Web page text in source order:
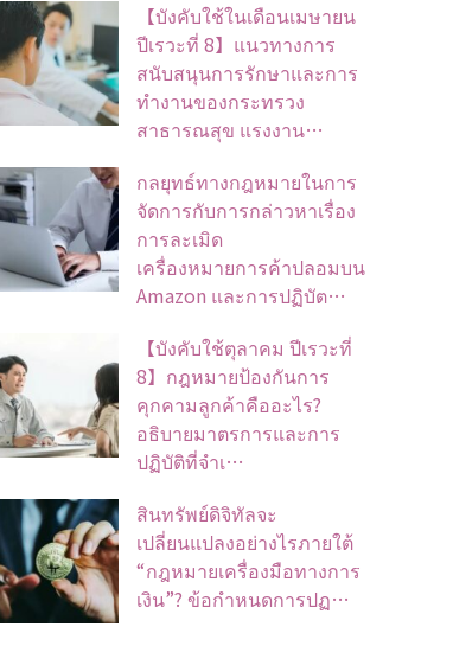
【บังคับใช้ในเดือนเมษายน
ปีเรวะที่ 8】แนวทางการ
สนับสนุนการรักษาและการ
ทำงานของกระทรวง
สาธารณสุข แรงงาน…
กลยุทธ์ทางกฎหมายในการ
จัดการกับการกล่าวหาเรื่อง
การละเมิด
เครื่องหมายการค้าปลอมบน
Amazon และการปฏิบัต…
【บังคับใช้ตุลาคม ปีเรวะที่
8】กฎหมายป้องกันการ
คุกคามลูกค้าคืออะไร?
อธิบายมาตรการและการ
ปฏิบัติที่จำเ…
สินทรัพย์ดิจิทัลจะ
เปลี่ยนแปลงอย่างไรภายใต้
“กฎหมายเครื่องมือทางการ
เงิน”? ข้อกำหนดการปฏ…